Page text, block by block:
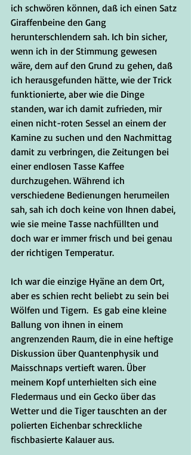
ich schwören können, daß ich einen Satz
Giraffenbeine den Gang
herunterschlendern sah. Ich bin sicher,
wenn ich in der Stimmung gewesen
wäre, dem auf den Grund zu gehen, daß
ich herausgefunden hätte, wie der Trick
funktionierte, aber wie die Dinge
standen, war ich damit zufrieden, mir
einen nicht-roten Sessel an einem der
Kamine zu suchen und den Nachmittag
damit zu verbringen, die Zeitungen bei
einer endlosen Tasse Kaffee
durchzugehen. Während ich
verschiedene Bedienungen herumeilen
sah, sah ich doch keine von Ihnen dabei,
wie sie meine Tasse nachfüllten und
doch war er immer frisch und bei genau
der richtigen Temperatur.
Ich war die einzige Hyäne an dem Ort,
aber es schien recht beliebt zu sein bei
Wölfen und Tigern.  Es gab eine kleine
Ballung von ihnen in einem
angrenzenden Raum, die in eine heftige
Diskussion über Quantenphysik und
Maisschnaps vertieft waren. Über
meinem Kopf unterhielten sich eine
Fledermaus und ein Gecko über das
Wetter und die Tiger tauschten an der
polierten Eichenbar schreckliche
fischbasierte Kalauer aus.